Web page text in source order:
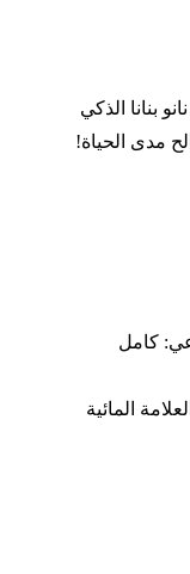
مدى الحياة!
كامل